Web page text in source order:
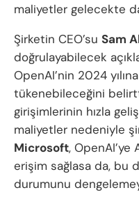
maliyetler gelecekte
Şirketin CEO’su Sam
doğrulayabilecek
OpenAI’nin 2024
tükenebileceğini
girişimlerinin hızla
maliyetler nedeniyle
Microsoft,
erişim sağlasa da, bu
durumunu